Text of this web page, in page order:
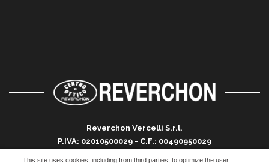
This site uses cookies, including from third parties, to optimize the user
Reverchon Vercelli S.r.l.
P.IVA: 02010500029 - C.F.: 00490950029